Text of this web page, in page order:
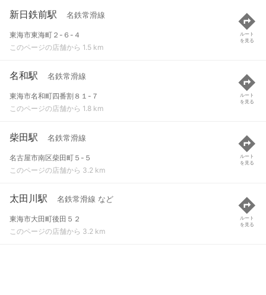
新日鉄前駅 名鉄常滑線
東海市東海町２-６-４
このページの店舗から 1.5 km
ルート
を見る
名和駅 名鉄常滑線
東海市名和町四番割８１-７
このページの店舗から 1.8 km
ルート
を見る
柴田駅 名鉄常滑線
名古屋市南区柴田町５-５
このページの店舗から 3.2 km
ルート
を見る
太田川駅 名鉄常滑線 など
東海市大田町後田５２
このページの店舗から 3.2 km
ルート
を見る